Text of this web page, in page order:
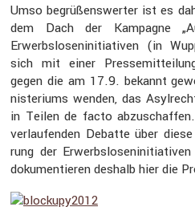
Umso begrü­ßens­werter ist es
dem Dach der Kampagne
Erwerbs­lo­sen­in­itia­tiven (in
sich mit einer
gegen die am 17.9. bekannt
nis­te­riums wenden, das
in Teilen de facto
verlau­fenden Debatte über
rung der
dokumen­tieren deshalb hier die